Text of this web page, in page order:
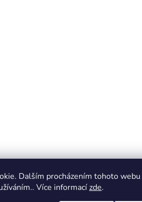
Dalším procházením tohoto webu
Více informacízde.